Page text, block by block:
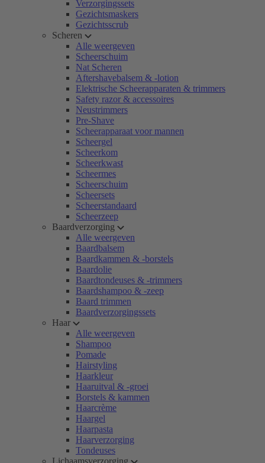
Verzorgingssets
Gezichtsmaskers
Gezichtsscrub
Scheren
Alle weergeven
Scheerschuim
Nat Scheren
Aftershavebalsem & -lotion
Elektrische Scheerapparaten & trimmers
Safety razor & accessoires
Neustrimmers
Pre-Shave
Scheerapparaat voor mannen
Scheergel
Scheerkom
Scheerkwast
Scheermes
Scheerschuim
Scheersets
Scheerstandaard
Scheerzeep
Baardverzorging
Alle weergeven
Baardbalsem
Baardkammen & -borstels
Baardolie
Baardtondeuses & -trimmers
Baardshampoo & -zeep
Baard trimmen
Baardverzorgingssets
Haar
Alle weergeven
Shampoo
Pomade
Hairstyling
Haarkleur
Haaruitval & -groei
Borstels & kammen
Haarcrème
Haargel
Haarpasta
Haarverzorging
Tondeuses
Lichaamsverzorging